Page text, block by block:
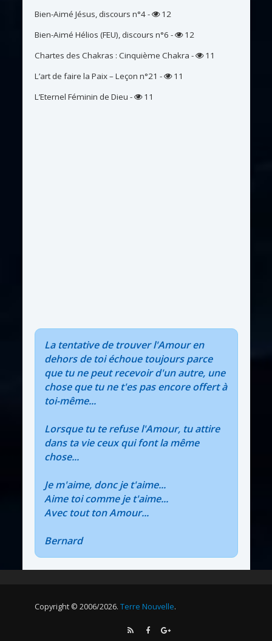
Bien-Aimé Jésus, discours n°4-
12
Bien-Aimé Hélios (FEU), discours n°6 -
12
Chartes des Chakras : Cinquième Chakra -
11
L’art de faire la Paix – Leçon n°21 -
11
L’Eternel Féminin de Dieu - 11
La tentative de trouver l'Amour en
dehors de toi échoue toujours parce
que tu ne peut recevoir d'un autre, une
chose que tu ne t'es pas encore offert à
toi-même...
Lorsque tu te refuse l'Amour, tu attire
dans ta vie ceux qui font la même
chose...
Je m'aime, donc je t'aime...
Aime toi comme je t'aime...
Avec tout ton Amour...
Bernard
Copyright © 2006/2026. Terre Nouvelle.